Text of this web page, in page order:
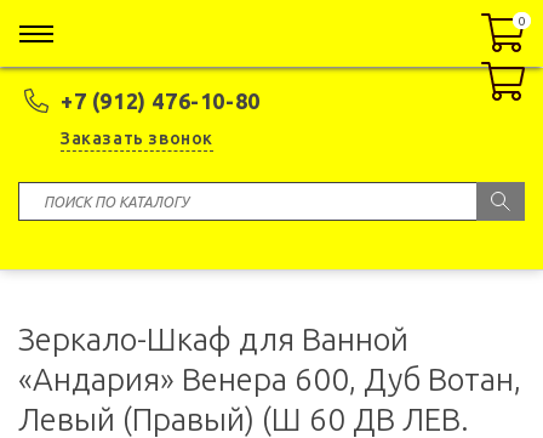
+7 (912) 476-10-80
Заказать звонок
0
0
Зеркало-Шкаф для Ванной
«Андария» Венера 600, Дуб Вотан,
Левый (Правый) (Ш 60 ДВ ЛЕВ.